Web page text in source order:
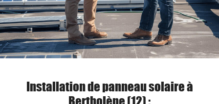
Installation de panneau solaire à
Bertholène (12) :